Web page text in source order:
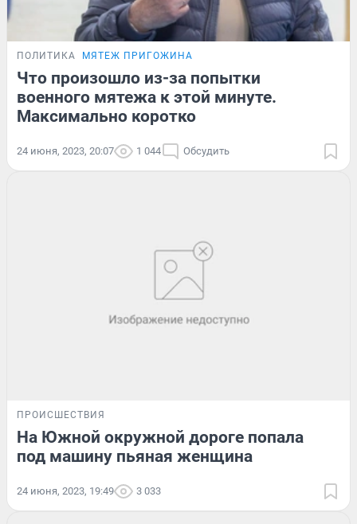
ПОЛИТИКА МЯТЕЖ ПРИГОЖИНА
Что произошло из-за попытки
военного мятежа к этой минуте.
Максимально коротко
24 июня, 2023, 20:07 1 044 Обсудить
ПРОИСШЕСТВИЯ
На Южной окружной дороге попала
под машину пьяная женщина
24 июня, 2023, 19:49 3 033